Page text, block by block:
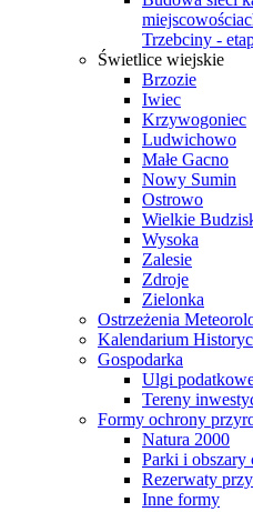
Trzebciny -
Świetlice wiejskie
Brzozie
Iwiec
Krzywogoniec
Ludwichowo
Małe Gacno
Nowy Sumin
Ostrowo
Wielkie
Wysoka
Zalesie
Zdroje
Zielonka
Ostrzeżenia
Kalendarium
Gospodarka
Ulgi
Tereny
Formy ochrony
Natura 2000
Parki i obszary
Rezerwaty
Inne formy